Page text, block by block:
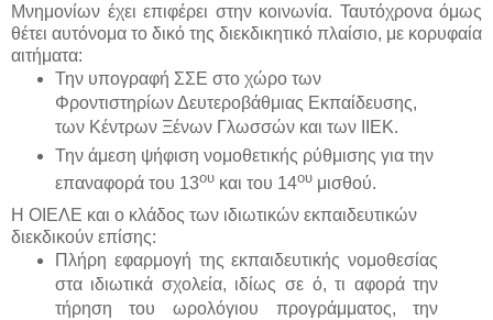
Μνημονίων έχει επιφέρει στην κοινωνία. Ταυτόχρονα όμως
θέτει αυτόνομα το δικό της διεκδικητικό πλαίσιο, με κορυφαία
αιτήματα:
Την υπογραφή ΣΣΕ στο χώρο των
Φροντιστηρίων Δευτεροβάθμιας Εκπαίδευσης,
των Κέντρων Ξένων Γλωσσών και των ΙΙΕΚ.
Την άμεση ψήφιση νομοθετικής ρύθμισης για την
επαναφορά του 13ουκαι του 14ουμισθού.
Η ΟΙΕΛΕ και ο κλάδος των ιδιωτικών εκπαιδευτικών
διεκδικούν επίσης:
Πλήρη εφαρμογή της εκπαιδευτικής νομοθεσίας
στα ιδιωτικά σχολεία, ιδίως σε ό, τι αφορά την
τήρηση του ωρολόγιου προγράμματος, την